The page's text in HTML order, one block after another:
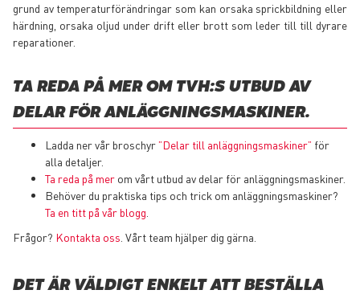
grund av temperaturförändringar som kan orsaka sprickbildning eller
härdning, orsaka oljud under drift eller brott som leder till till dyrare
reparationer.
TA REDA PÅ MER OM TVH:S UTBUD AV
DELAR FÖR ANLÄGGNINGSMASKINER.
Ladda ner vår broschyr”Delar till anläggningsmaskiner” för
alla detaljer.
Ta reda på mer om vårt utbud av delar för anläggningsmaskiner.
Behöver du praktiska tips och trick om anläggningsmaskiner?
Ta en titt på vår blogg
Frågor? Kontakta oss . Vårt team hjälper dig gärna.
DET ÄR VÄLDIGT ENKELT ATT BESTÄLLA